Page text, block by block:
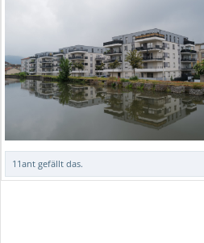
11ant gefällt das.